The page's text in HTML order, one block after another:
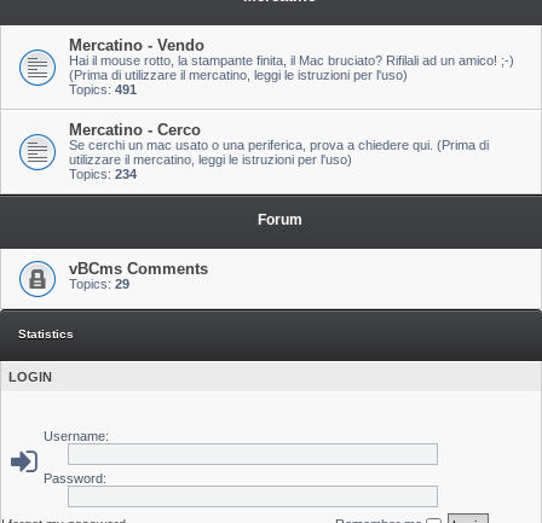
Mercatino - Vendo
Hai il mouse rotto, la stampante finita, il Mac bruciato? Rifilali ad un amico! ;-)
(Prima di utilizzare il mercatino, leggi le istruzioni per l'uso)
Topics: 491
Mercatino - Cerco
Se cerchi un mac usato o una periferica, prova a chiedere qui. (Prima di
utilizzare il mercatino, leggi le istruzioni per l'uso)
Topics: 234
Forum
vBCms Comments
Topics: 29
Statistics
LOGIN
Username:
Password: